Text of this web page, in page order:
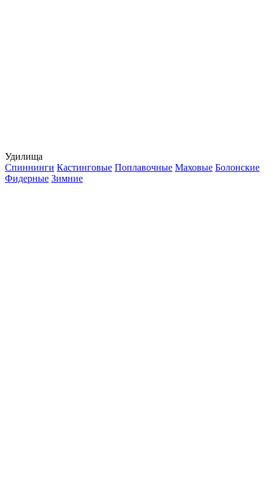
Удилища
Спиннинги Кастинговые Поплавочные Маховые Болонские
Фидерные Зимние